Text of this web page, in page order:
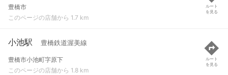
豊橋市
このページの店舗から 1.7 km
ルート
を見る
小池駅 豊橋鉄道渥美線
豊橋市小池町字原下
このページの店舗から 1.8 km
ルート
を見る